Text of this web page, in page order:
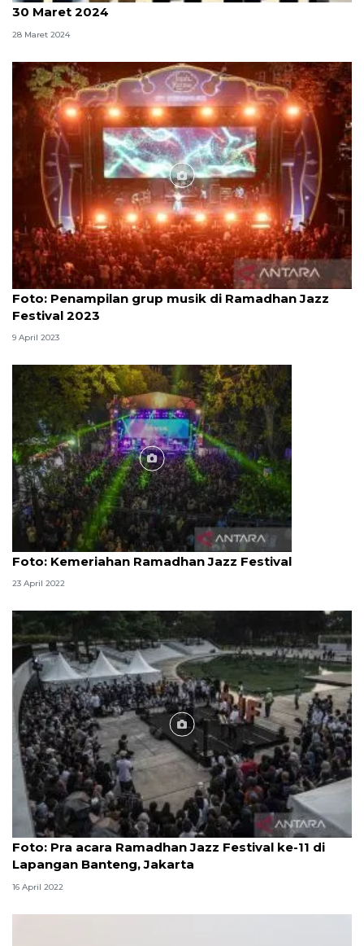
30 Maret 2024
28 Maret 2024
Foto
Foto: Penampilan grup musik di Ramadhan Jazz
Festival 2023
9 April 2023
Foto
Foto: Kemeriahan Ramadhan Jazz Festival
23 April 2022
Foto
Foto: Pra acara Ramadhan Jazz Festival ke-11 di
Lapangan Banteng, Jakarta
16 April 2022